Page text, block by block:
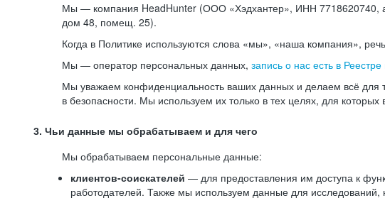
Мы — компания HeadHunter (ООО «Хэдхантер», ИНН 7718620740,
дом 48, помещ. 25).
Когда в Политике используются слова «мы», «наша компания»,
Мы — оператор персональных данных, запись о нас есть в
Мы уважаем конфиденциальность ваших данных и делаем всё для
в безопасности. Мы используем их только в тех целях, для
3. Чьи данные мы обрабатываем и для чего
Мы обрабатываем персональные данные:
клиентов-соискателей — для предоставления им доступа к
работодателей. Также мы используем данные для